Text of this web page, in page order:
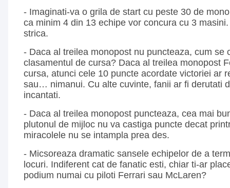
- Imaginati-va o grila de start cu peste 30 de
ca minim 4 din 13 echipe vor concura cu 3
strica.
- Daca al treilea monopost nu puncteaza, cum se
clasamentul de cursa? Daca al treilea monopost
cursa, atunci cele 10 puncte acordate victoriei ar
sau… nimanui. Cu alte cuvinte, fanii ar fi derutati
incantati.
- Daca al treilea monopost puncteaza, cea mai
plutonul de mijloc nu va castiga puncte decat
miracolele nu se intampla prea des.
- Micsoreaza dramatic sansele echipelor de a
locuri. Indiferent cat de fanatic esti, chiar ti-ar
podium numai cu piloti Ferrari sau McLaren?